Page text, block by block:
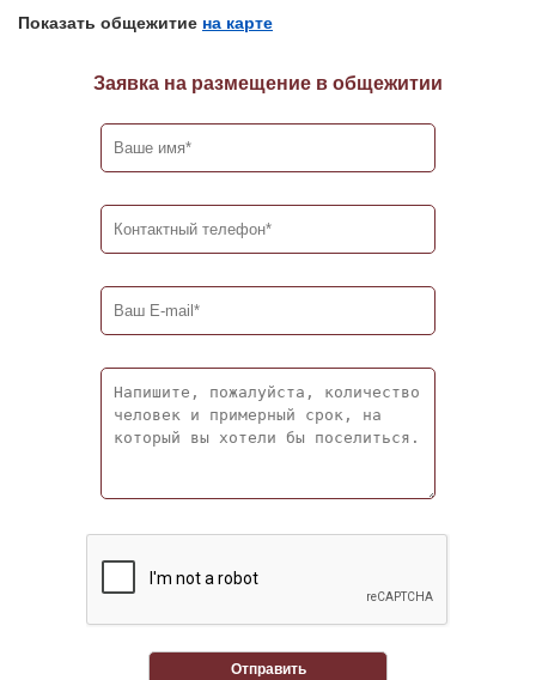
Показать общежитие на карте
Заявка на размещение в общежитии
Отправить